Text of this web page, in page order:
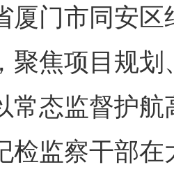
门市同安区
聚焦项目规
常态监督护
检监察干部